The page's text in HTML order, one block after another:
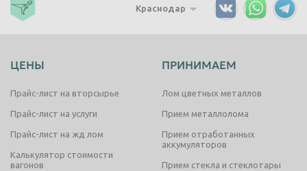
Краснодар
ЦЕНЫ
Прайс-лист на вторсырье
Прайс-лист на услуги
Прайс-лист на жд лом
Калькулятор стоимости
вагонов
ПРИНИМАЕМ
Лом цветных металлов
Прием металлолома
Прием отработанных
аккумуляторов
Прием стекла и стеклотары